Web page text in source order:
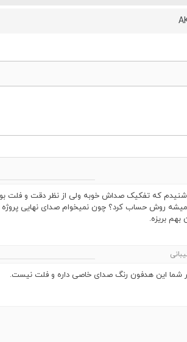
که تفکیک صداش خوبه ولی از نظر دقت و فلت
روش حساب کرد؟ چون نمیخوام صدای نهایی
بریزه.
شما این هدفون رنگ صدای خاصی داره و فلت نیست.